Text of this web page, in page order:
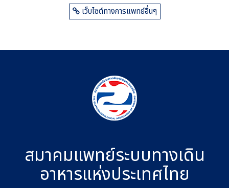
เว็บไซต์ทางการแพทย์อื่นๆ
สมาคมแพทย์ระบบทางเดิน
อาหารแห่งประเทศไทย